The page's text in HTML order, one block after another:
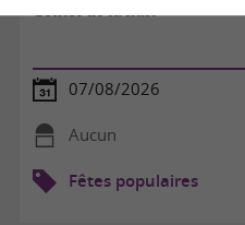
Contes de la nuit
07/08/2026
Aucun
Fêtes populaires